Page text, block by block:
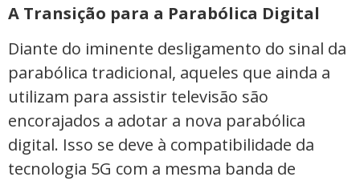
A Transição para a Parabólica Digital
Diante do iminente desligamento do sinal da
parabólica tradicional, aqueles que ainda a
utilizam para assistir televisão são
encorajados a adotar a nova parabólica
digital. Isso se deve à compatibilidade da
tecnologia 5G com a mesma banda de